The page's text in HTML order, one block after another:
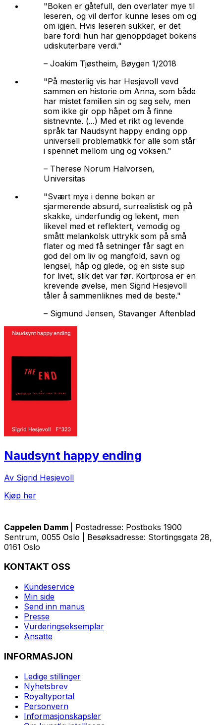
"Boken er gåtefull, den overlater mye til
leseren, og vil derfor kunne leses om og
om igjen. Hvis leseren sukker, er det
bare fordi hun har gjenoppdaget bokens
udiskuterbare verdi."
– Joakim Tjøstheim, Bøygen 1/2018
"På mesterlig vis har Hesjevoll vevd
sammen en historie om Anna, som både
har mistet familien sin og seg selv, men
som ikke gir opp håpet om å finne
sistnevnte. (...) Med et rikt og levende
språk tar Naudsynt happy ending opp
universell problematikk for alle som står
i spennet mellom ung og voksen."
– Therese Norum Halvorsen,
Universitas
"Svært mye i denne boken er
sjarmerende absurd, surrealistisk og på
skakke, underfundig og lekent, men
likevel med et reflektert, vemodig og
smått melankolsk uttrykk som på små
flater og med få setninger får sagt en
god del om liv og mangfold, savn og
lengsel, håp og glede, og en siste sup
for livet, slik det var før. Kortprosa er en
krevende øvelse, men Sigrid Hesjevoll
tåler å sammenliknes med de beste."
– Sigmund Jensen, Stavanger Aftenblad
Naudsynt happy ending
Av Sigrid Hesjevoll
Kjøp her
Cappelen Damm
| Postadresse: Postboks 1900
Sentrum, 0055 Oslo | Besøksadresse: Stortingsgata 28,
0161 Oslo
KONTAKT OSS
Kundeservice
Min side
Send inn manus
Presse
Vurderingseksemplar
Ansatte
INFORMASJON
Ledige stillinger
Nyhetsbrev
Royaltyportal
Personvern
Informasjonskapsler